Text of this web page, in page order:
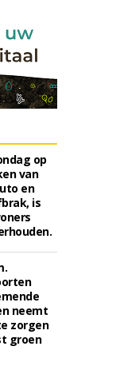
op
van
en
is
neemt
zorgen
groen